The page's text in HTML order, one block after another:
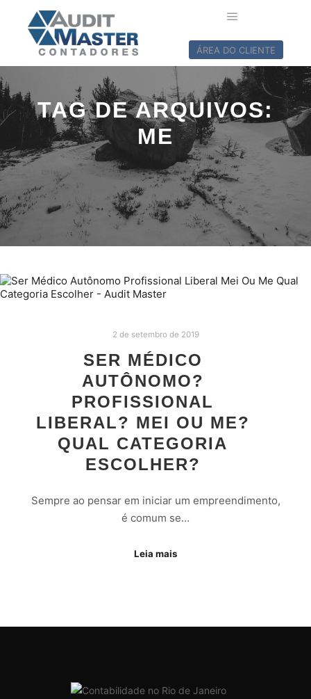
ÁREA DO CLIENTE
TAG DE ARQUIVOS:
ME
2 de setembro de 2019
SER MÉDICO
AUTÔNOMO?
PROFISSIONAL
LIBERAL? MEI OU ME?
QUAL CATEGORIA
ESCOLHER?
Sempre ao pensar em iniciar um empreendimento,
é comum se…
Leia mais